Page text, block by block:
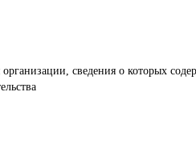
сведения о которых